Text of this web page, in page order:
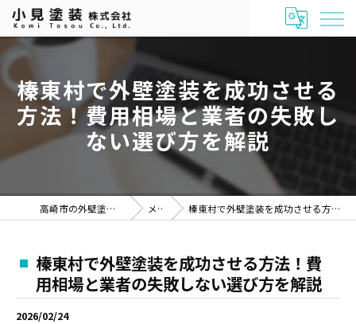
榛東村で外壁塗装を成功させる
方法！費用相場と業者の失敗し
ない選び方を解説
高崎市の外壁塗装なら「小見塗装株式会社」 メディア 榛東村で外壁塗装を成功させる方法！費用相場と業者の失敗しない選び方を解説
榛東村で外壁塗装を成功させる方法！費
用相場と業者の失敗しない選び方を解説
2026/02/24